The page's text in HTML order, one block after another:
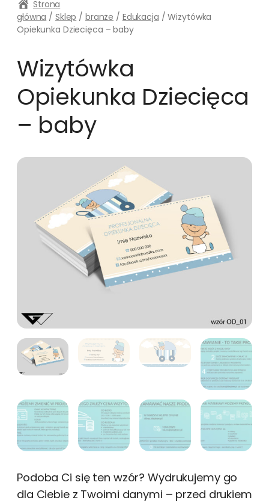
Strona
główna / Sklep / branże / Edukacja / Wizytówka
Opiekunka Dziecięca – baby
Wizytówka
Opiekunka Dziecięca
– baby
Podoba Ci się ten wzór? Wydrukujemy go
dla Ciebie z Twoimi danymi – przed drukiem